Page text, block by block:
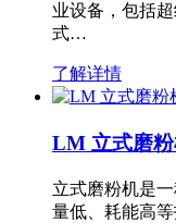
业设备，包括
式…
了解详情
LM 立式磨
立式磨粉机是
量低、耗能高